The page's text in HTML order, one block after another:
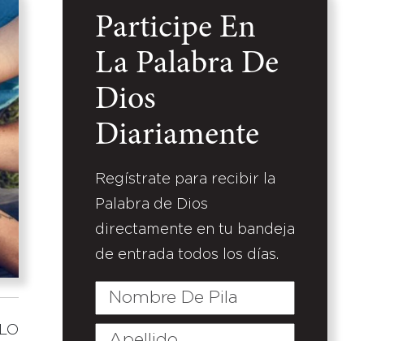
Participe En
La Palabra De
Dios
Diariamente
Regístrate para recibir la
Palabra de Dios
directamente en tu bandeja
de entrada todos los días.
Nombre
Pila
Apellido